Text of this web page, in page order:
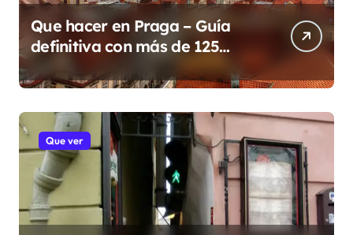
Que hacer en Praga – Guía
definitiva con más de 125
lugares y eventos para 2026
Que ver